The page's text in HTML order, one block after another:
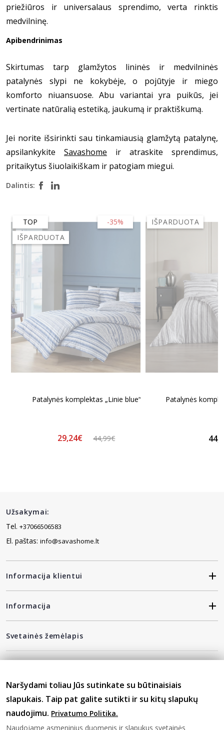
priežiūros ir universalaus sprendimo, verta rinktis
medvilninę.
Apibendrinimas
Skirtumas tarp glamžytos lininės ir medvilninės
patalynės slypi ne kokybėje, o pojūtyje ir miego
komforto niuansuose. Abu variantai yra puikūs, jei
vertinate natūralią estetiką, jaukumą ir praktiškumą.
Jei norite išsirinkti sau tinkamiausią glamžytą patalynę,
apsilankykite Savashome ir atraskite sprendimus,
pritaikytus šiuolaikiškam ir patogiam miegui.
Dalintis:
-35%
TOP
IŠPARDUOTA
Patalynės komplektas „Linie blue“
29,24€ 44,99€
IŠPARDUOTA
Patalynės
Užsakymai:
Tel. +37066506583
El. paštas: info@savashome.lt
Informacija klientui
Informacija
Svetainės žemėlapis
Sutinku su privatumo politika
Naršydami toliau Jūs sutinkate su būtinaisiais
slapukais. Taip pat galite sutikti ir su kitų slapukų
naudojimu. Privatumo Politika.
Naudojame asmeninius duomenis ir slapukus svetainės